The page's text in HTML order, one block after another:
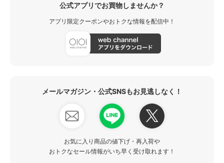
公式アプリでお買物しませんか？
アプリ限定クーポンやおトクな情報を配信中！
メールマガジン・公式SNSもお見逃しなく！
お気に入り商品の値下げ・再入荷や
おトクなセール情報がいち早く受け取れます！